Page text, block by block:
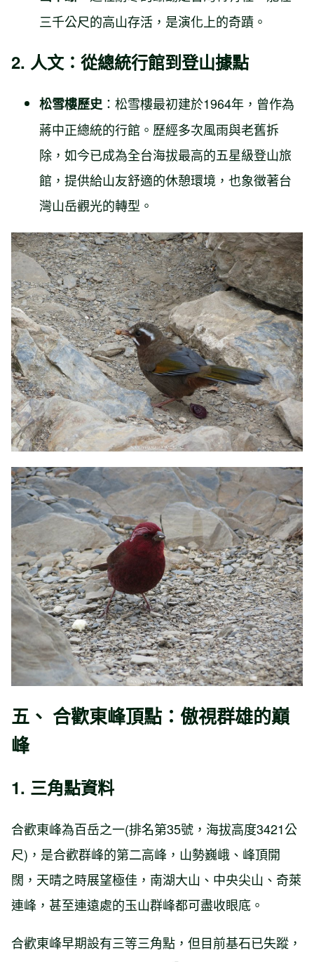
三千公尺的高山存活，是演化上的奇蹟。
2. 人文：從總統行館到登山據點
松雪樓歷史 ：松雪樓最初建於1964年，曾作為
蔣中正總統的行館。歷經多次風雨與老舊拆
除，如今已成為全台海拔最高的五星級登山旅
館，提供給山友舒適的休憩環境，也象徵著台
灣山岳觀光的轉型。
五、 合歡東峰頂點：傲視群雄的巔
峰
1. 三角點資料
合歡東峰為百岳之一(排名第35號，海拔高度3421公
尺)，是合歡群峰的第二高峰，山勢巍峨、峰頂開
闊，天晴之時展望極佳，南湖大山、中央尖山、奇萊
連峰，甚至連遠處的玉山群峰都可盡收眼底。
合歡東峰早期設有三等三角點，但目前基石已失蹤，